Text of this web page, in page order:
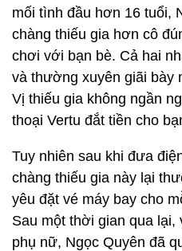
mối tình đầu hơn 16 tuổi,
chàng thiếu gia hơn cô
chơi với bạn bè. Cả hai
và thường xuyên giãi bày
Vị thiếu gia không ngần
thoại Vertu đắt tiền cho
Tuy nhiên sau khi đưa
chàng thiếu gia này lại
yêu đặt vé máy bay cho
Sau một thời gian qua
phụ nữ, Ngọc Quyên đã